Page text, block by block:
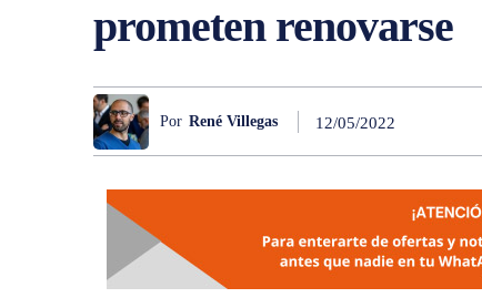
prometen renovarse
Por René Villegas 12/05/2022